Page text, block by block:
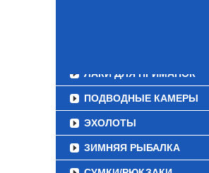
ЛАКИ ДЛЯ ПРИМАНОК
ПОДВОДНЫЕ КАМЕРЫ
ЭХОЛОТЫ
ЗИМНЯЯ РЫБАЛКА